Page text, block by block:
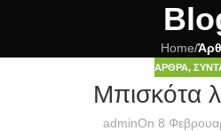
Home/
ΆΡΘΡΑ,
Μπισκότα
adminOn 8